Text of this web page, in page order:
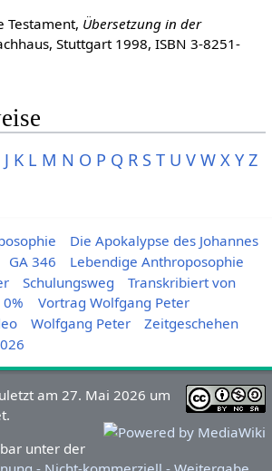
Testament, Übersetzung in der
Stuttgart 1998, ISBN 3-8251-
J K L M N O P Q R S T U V W X Y Z
Die Apokalypse des Johannes
GA 346
Lebendige Anthroposophie
Schulungsweg
Transkribiert von
Vortrag Wolfgang Peter
Wolfgang Peter
Zeitgeschehen
am 27. Mai 2026 um
unter der